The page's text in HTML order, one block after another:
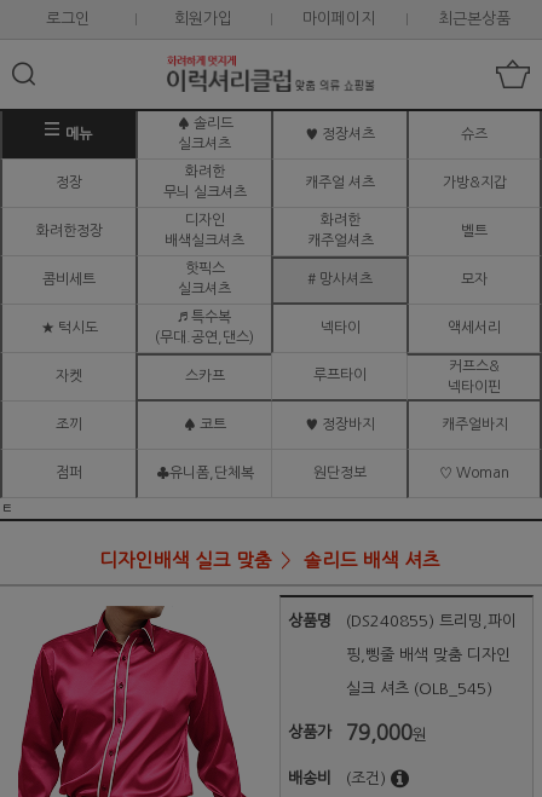
로그인 회원가입 마이페이지 최근본상품
메뉴
♠ 솔리드
실크셔츠
♥ 정장셔츠 슈즈
정장
화려한
무늬 실크셔츠
캐주얼 셔츠 가방&지갑
화려한정장
디자인
배색실크셔츠
화려한
캐주얼셔츠
벨트
콤비세트
핫픽스
실크셔츠
# 망사셔츠 모자
★ 턱시도
♬ 특수복
(무대.공연,댄스)
넥타이 액세서리
자켓 스카프 루프타이
커프스&
넥타이핀
조끼 ♠ 코트 ♥ 정장바지 캐주얼바지
점퍼 ♣유니폼,단체복 원단정보 ♡ Woman
ㅌ
디자인배색 실크 맞춤 솔리드 배색 셔츠
상품명 (DS240855) 트리밍,파이
핑,삥줄 배색 맞춤 디자인
실크 셔츠 (OLB_545)
상품가 79,000원
배송비 (조건)